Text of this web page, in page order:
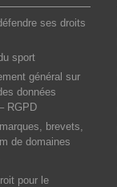
ses droits
sport
général sur
données
RGPD
brevets,
de domaines
pour le